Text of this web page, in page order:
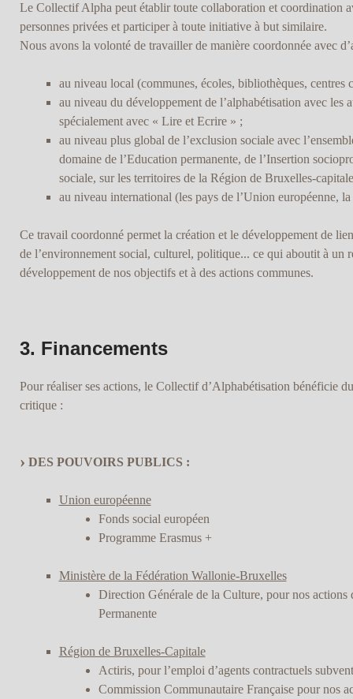
Le Collectif Alpha peut établir toute collaboration et coordination
personnes privées et participer à toute initiative à but similaire.
Nous avons la volonté de travailler de manière coordonnée avec
au niveau local (communes, écoles, bibliothèques, centres
au niveau du développement de l’alphabétisation avec les
spécialement avec « Lire et Ecrire » ;
au niveau plus global de l’exclusion sociale avec
domaine de l’Education permanente, de l’Insertion
sociale, sur les territoires de la Région de Bruxelles-
au niveau international (les pays de l’Union européenne,
Ce travail coordonné permet la création et le développement de
de l’environnement social, culturel, politique... ce qui aboutit à un
développement de nos objectifs et à des actions communes.
3. Financements
Pour réaliser ses actions, le Collectif d’Alphabétisation bénéficie
critique :
DES POUVOIRS PUBLICS :
Union européenne
Fonds social européen
Programme Erasmus +
Ministère de la Fédération Wallonie-Bruxelles
Direction Générale de la Culture, pour nos actions
Permanente
Région de Bruxelles-Capitale
Actiris, pour l’emploi d’agents contractuels
Commission Communautaire Française pour nos